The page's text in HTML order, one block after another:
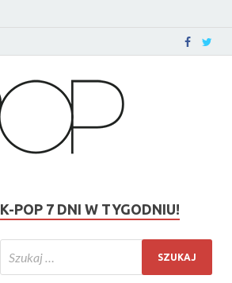
K-POP 7 DNI W TYGODNIU!